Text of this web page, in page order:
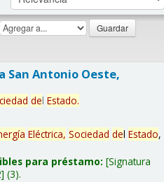
San Antonio Oeste,
del Estado.
Eléctrica, Sociedad del Estado,
para préstamo: Signatura
(3).